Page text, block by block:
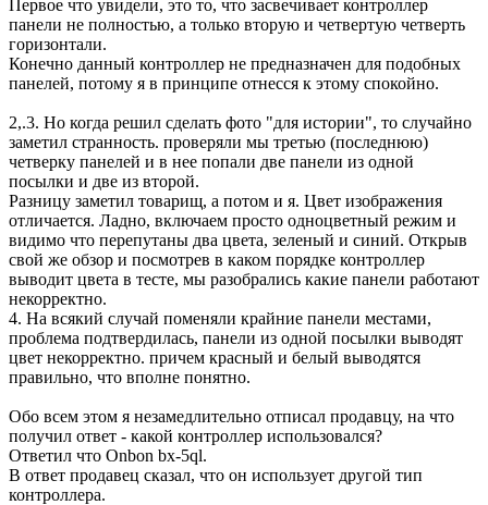
Первое что увидели, это то, что засвечивает контроллер
панели не полностью, а только вторую и четвертую четверть
горизонтали.
Конечно данный контроллер не предназначен для подобных
панелей, потому я в принципе отнесся к этому спокойно.
2,.3. Но когда решил сделать фото "для истории", то случайно
заметил странность. проверяли мы третью (последнюю)
четверку панелей и в нее попали две панели из одной
посылки и две из второй.
Разницу заметил товарищ, а потом и я. Цвет изображения
отличается. Ладно, включаем просто одноцветный режим и
видимо что перепутаны два цвета, зеленый и синий. Открыв
свой же обзор и посмотрев в каком порядке контроллер
выводит цвета в тесте, мы разобрались какие панели работают
некорректно.
4. На всякий случай поменяли крайние панели местами,
проблема подтвердилась, панели из одной посылки выводят
цвет некорректно. причем красный и белый выводятся
правильно, что вполне понятно.
Обо всем этом я незамедлительно отписал продавцу, на что
получил ответ - какой контроллер использовался?
Ответил что Onbon bx-5ql.
В ответ продавец сказал, что он использует другой тип
контроллера.